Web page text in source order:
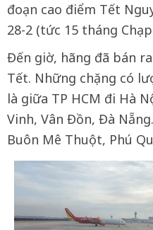
đoạn cao điểm Tết
28-2 (tức 15 tháng
Đến giờ, hãng đã bán
Tết. Những chặng có
là giữa TP HCM đi Hà
Vinh, Vân Đồn, Đà
Buôn Mê Thuột, Phú